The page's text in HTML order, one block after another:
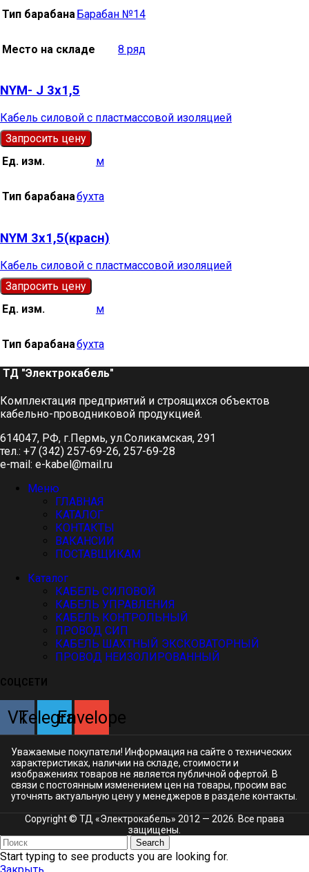
Тип барабана Барабан №14
Место на складе 8 ряд
NYM- J 3х1,5
Кабель силовой с пластмассовой изоляцией
Запросить цену
Ед. изм.
м
Тип барабанабухта
NYM 3х1,5(красн)
Кабель силовой с пластмассовой изоляцией
Запросить цену
Ед. изм.
м
Тип барабанабухта
ТД "Электрокабель"​
Комплектация предприятий и строящихся объектов
кабельно-проводниковой продукцией.
614047, РФ, г.Пермь, ул.Соликамская, 291
тел.: +7 (342) 257-69-26, 257-69-28
e-mail: e-kabel@mail.ru
Меню
ГЛАВНАЯ
КАТАЛОГ
КОНТАКТЫ
ВАКАНСИИ
ПОСТАВЩИКАМ
Каталог
КАБЕЛЬ СИЛОВОЙ
КАБЕЛЬ УПРАВЛЕНИЯ
КАБЕЛЬ КОНТРОЛЬНЫЙ
ПРОВОД СИП
КАБЕЛЬ ШАХТНЫЙ ЭКСКОВАТОРНЫЙ
ПРОВОД НЕИЗОЛИРОВАННЫЙ
СОЦСЕТИ
VkTelegramEnvelope
Уважаемые покупатели! Информация на сайте о технических
характеристиках, наличии на складе, стоимости и
изображениях товаров не является публичной офертой. В
связи с постоянным изменением цен на товары, просим вас
уточнять актуальную цену у менеджеров в разделе контакты.
Copyright © ТД «Электрокабель»​ 2012 — 2026. Все права
защищены.
Search
Start typing to see products you are looking for.